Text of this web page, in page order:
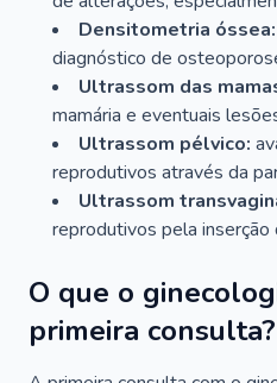
Densitometria óssea:
diagnóstico de
Ultrassom das
mamária e eventuais
Ultrassom pélvico:
reprodutivos através da
Ultrassom
reprodutivos pela inserção
O que o
primeira consulta?